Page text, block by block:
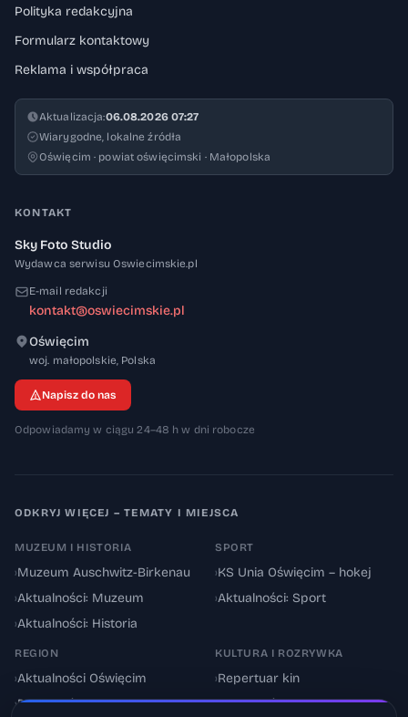
Polityka redakcyjna
Formularz kontaktowy
Reklama i współpraca
Aktualizacja:06.08.2026 07:27
Wiarygodne, lokalne źródła
Oświęcim · powiat oświęcimski · Małopolska
KONTAKT
Sky Foto Studio
Wydawca serwisu Oswiecimskie.pl
E-mail redakcji
kontakt@oswiecimskie.pl
Oświęcim
woj. małopolskie, 32-600
Polska
Napisz do nas
Odpowiadamy w ciągu 24–48 h w dni robocze
ODKRYJ WIĘCEJ – TEMATY I MIEJSCA
MUZEUM I HISTORIA
›Muzeum Auschwitz-Birkenau
›Aktualności: Muzeum
›Aktualności: Historia
SPORT
›KS Unia Oświęcim – hokej
›Aktualności: Sport
REGION
›Aktualności Oświęcim
›Powiat oświęcimski
KULTURA I ROZRYWKA
›Repertuar kin
›Aktualności: Kultura